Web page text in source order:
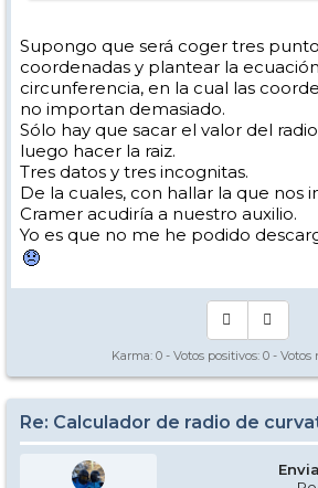
Mi idea era obtener una herramienta sencilla
comparar esquís según su radio de curvatura.
ceñirme exclusivamente a los datos que
longitud y cotas de espátula, patín y cola.
Otra cuestión: no sé si será porque el
diez años y quizá lo diseñó para lineas de
algunos cálculos que he hecho estima por
mi muestreo deja que desear, porque sólo he
dos pares de esquís que tengo a mano - el
medir...
Saludos,
Supongo que será coger tres
coordenadas y plantear la
circunferencia, en la cual las
no importan demasiado.
Sólo hay que sacar el valor del
luego hacer la raiz.
Tres datos y tres incognitas.
De la cuales, con hallar la que nos
Cramer acudiría a nuestro auxilio.
Yo es que no me he podido
Karma: 0 - Votos positivos: 0 - Votos
Re: Calculador de radio de